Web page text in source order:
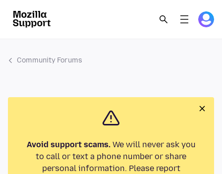
Community Forums
Avoid support scams.We will never ask you
to call or text a phone number or share
personal information. Please report